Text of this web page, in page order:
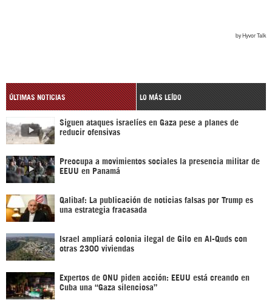
ÚLTIMAS NOTICIAS LO MÁS LEÍDO
Siguen ataques israelíes en Gaza pese a planes de
reducir ofensivas
Preocupa a movimientos sociales la presencia militar de
EEUU en Panamá
Qalibaf: La publicación de noticias falsas por Trump es
una estrategia fracasada
Israel ampliará colonia ilegal de Gilo en Al-Quds con
otras 2300 viviendas
Expertos de ONU piden acción: EEUU está creando en
Cuba una “Gaza silenciosa”